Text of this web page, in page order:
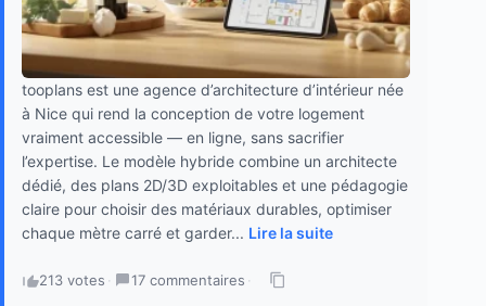
tooplans est une agence d’architecture d’intérieur née
à Nice qui rend la conception de votre logement
vraiment accessible — en ligne, sans sacrifier
l’expertise. Le modèle hybride combine un architecte
dédié, des plans 2D/3D exploitables et une pédagogie
claire pour choisir des matériaux durables, optimiser
chaque mètre carré et garder... Lire la suite
213 votes · 17 commentaires ·